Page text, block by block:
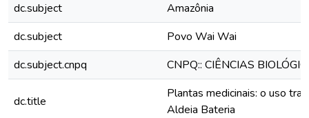
dc.subject
Amazônia
dc.subject
Povo Wai Wai
dc.subject.cnpq
CNPQ:: CIÊNCIAS
dc.title
Plantas medicinais: o uso
Aldeia Bateria